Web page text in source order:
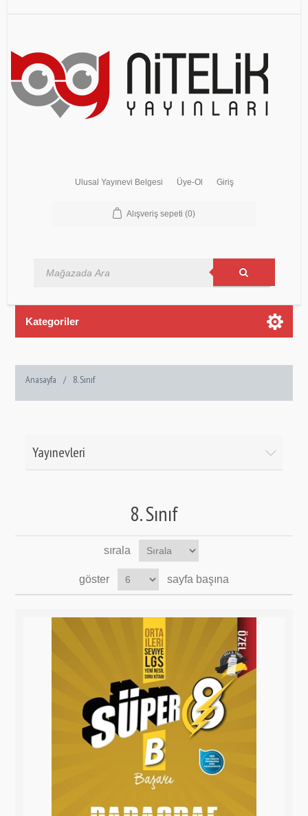
Ulusal Yayınevi Belgesi Üye-Ol Giriş
Alışveriş sepeti (0)
Kategoriler
Anasayfa / 8. Sınıf
Yayınevleri
8. Sınıf
sırala
göster sayfa başına